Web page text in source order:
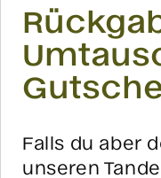
Falls du aber
unseren